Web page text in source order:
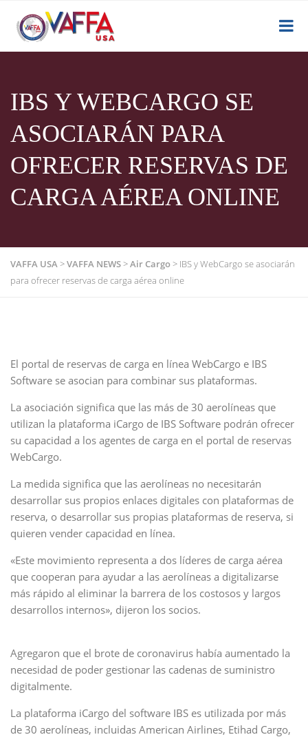
IBS Y WEBCARGO SE
ASOCIARÁN PARA
OFRECER RESERVAS DE
CARGA AÉREA ONLINE
VAFFA USA>VAFFA NEWS>Air Cargo> IBS y WebCargo se asociarán
para ofrecer reservas de carga aérea online
El portal de reservas de carga en línea WebCargo e IBS
Software se asocian para combinar sus plataformas.
La asociación significa que las más de 30 aerolíneas que
utilizan la plataforma iCargo de IBS Software podrán ofrecer
su capacidad a los agentes de carga en el portal de reservas
WebCargo.
La medida significa que las aerolíneas no necesitarán
desarrollar sus propios enlaces digitales con plataformas de
reserva, o desarrollar sus propias plataformas de reserva, si
quieren vender capacidad en línea.
«Este movimiento representa a dos líderes de carga aérea
que cooperan para ayudar a las aerolíneas a digitalizarse
más rápido al eliminar la barrera de los costosos y largos
desarrollos internos», dijeron los socios.
Agregaron que el brote de coronavirus había aumentado la
necesidad de poder gestionar las cadenas de suministro
digitalmente.
La plataforma iCargo del software IBS es utilizada por más
de 30 aerolíneas, incluidas American Airlines, Etihad Cargo,